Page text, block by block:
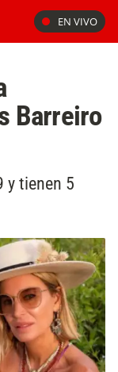
EN VIVO
Barreiro
y tienen 5